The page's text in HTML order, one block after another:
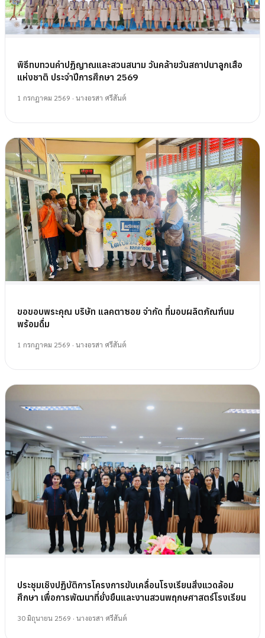
พิธีทบทวนคำปฏิญาณและสวนสนาม วันคล้ายวันสถาปนาลูกเสือ
แห่งชาติ ประจำปีการศึกษา 2569
1 กรกฎาคม 2569 · นางอรสา ศรีสันต์
ขอขอบพระคุณ บริษัท แลคตาซอย จำกัด ที่มอบผลิตภัณฑ์นม
พร้อมดื่ม
1 กรกฎาคม 2569 · นางอรสา ศรีสันต์
ประชุมเชิงปฏิบัติการโครงการขับเคลื่อนโรงเรียนสิ่งแวดล้อม
ศึกษา เพื่อการพัฒนาที่ยั่งยืนและงานสวนพฤกษศาสตร์โรงเรียน
30 มิถุนายน 2569 · นางอรสา ศรีสันต์